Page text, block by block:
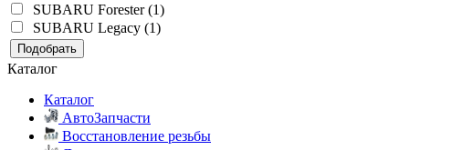
SUBARU Forester (1)
SUBARU Legacy (1)
Подобрать
Каталог
Каталог
АвтоЗапчасти
Восстановление резьбы